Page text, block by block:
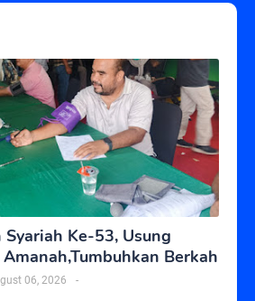
Ke-53, Usung
Berkah
-
06, 2026